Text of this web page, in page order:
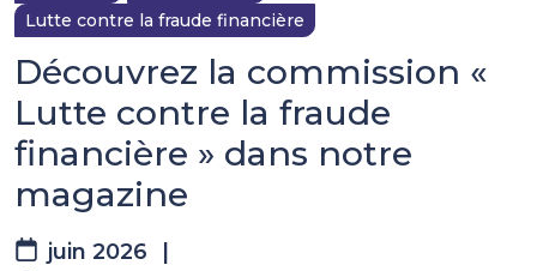
Lutte contre la fraude financière
Découvrez la commission «
Lutte contre la fraude
financière » dans notre
magazine
juin 2026